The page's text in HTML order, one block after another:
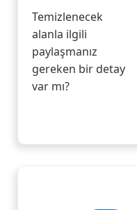
Temizlenecek
alanla ilgili
paylaşmanız
gereken bir detay
var mı?